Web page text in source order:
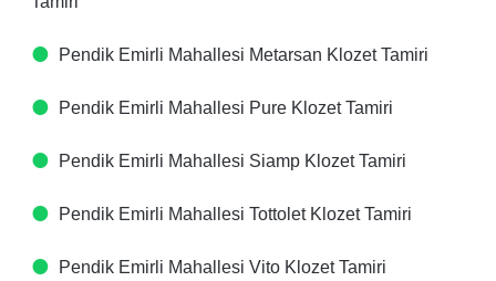
Pendik Emirli Mahallesi Metarsan Klozet Tamiri
Pendik Emirli Mahallesi Pure Klozet Tamiri
Pendik Emirli Mahallesi Siamp Klozet Tamiri
Pendik Emirli Mahallesi Tottolet Klozet Tamiri
Pendik Emirli Mahallesi Vito Klozet Tamiri